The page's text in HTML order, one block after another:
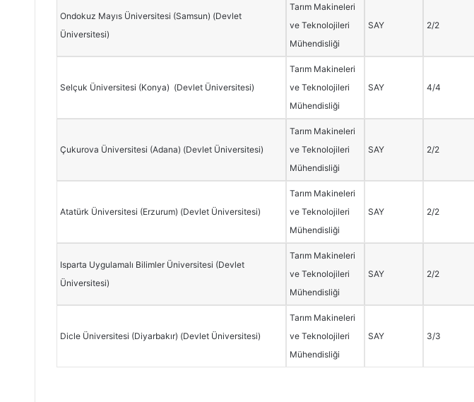
Ondokuz Mayıs Üniversitesi (Samsun) (Devlet
Üniversitesi)
Tarım Makineleri
ve Teknolojileri
Mühendisliği
SAY 2/2
Selçuk Üniversitesi (Konya) (Devlet Üniversitesi)
Tarım Makineleri
ve Teknolojileri
Mühendisliği
SAY 4/4
Çukurova Üniversitesi (Adana) (Devlet Üniversitesi)
Tarım Makineleri
ve Teknolojileri
Mühendisliği
SAY 2/2
Atatürk Üniversitesi (Erzurum) (Devlet Üniversitesi)
Tarım Makineleri
ve Teknolojileri
Mühendisliği
SAY 2/2
Isparta Uygulamalı Bilimler Üniversitesi (Devlet
Üniversitesi)
Tarım Makineleri
ve Teknolojileri
Mühendisliği
SAY 2/2
Dicle Üniversitesi (Diyarbakır) (Devlet Üniversitesi)
Tarım Makineleri
ve Teknolojileri
Mühendisliği
SAY 3/3